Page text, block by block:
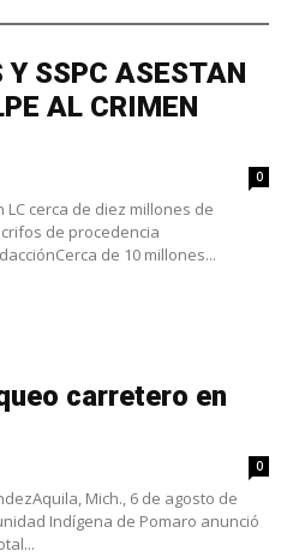
SSPC ASESTAN
AL CRIMEN
0
cerca de diez millones de
de procedencia
de 10 millones...
carretero en
0
Mich., 6 de agosto de
Indígena de Pomaro anunció